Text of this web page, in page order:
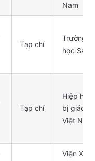
Nam
Tạp chí
Trường
học Sài
Tạp chí
Hiệp hội
bị giáo
Việt Nam
Viện Xã